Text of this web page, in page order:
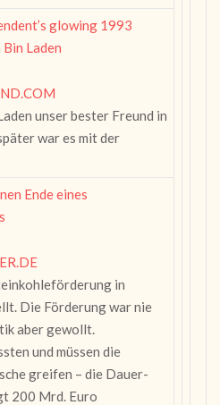
glowing 1993
Laden
unser bester Freund in
war es mit der
Ende eines
in
Die Förderung war nie
aber gewollt.
und müssen die
greifen – die Dauer-
200 Mrd. Euro